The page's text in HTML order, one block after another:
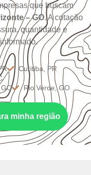
que buscam
– GO. A cotação
quantidade e
Curitiba, PR
Rio Verde, GO
minha região